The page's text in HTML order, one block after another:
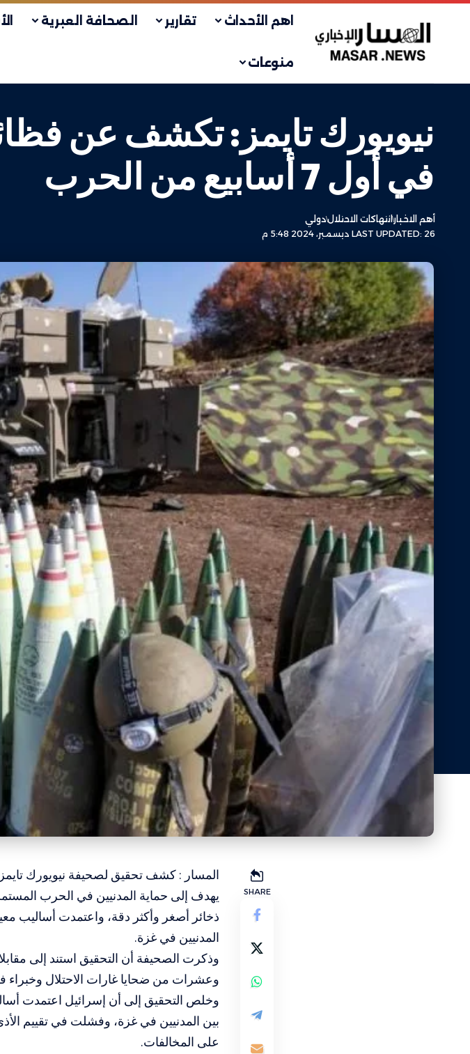
اهم الأحداث تقارير الصحافة العبرية
منوعات
نيويورك تايمز: تكشف عن
في أول 7 أسابيع من الحرب
LAST UPDATED: 26 ديسمبر، 2024 5:48 م
أهم الاخبارانتهاكات الاحتلالدولي
SHARE
المسار : كشف تحقيق لصحيفة نيويورك
يهدف إلى حماية المدنيين في الحرب
ذخائر أصغر وأكثر دقة، واعتمدت أساليب
المدنيين في غزة.
وعشرات من ضحايا غارات الاحتلال وخبراء
وخلص التحقيق إلى أن إسرائيل اعتمدت
بين المدنيين في غزة، وفشلت في تقييم
على المخالفات.